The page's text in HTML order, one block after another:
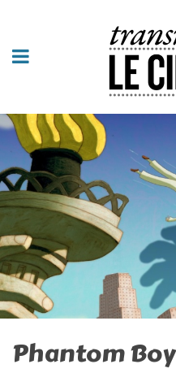
Phantom Boy